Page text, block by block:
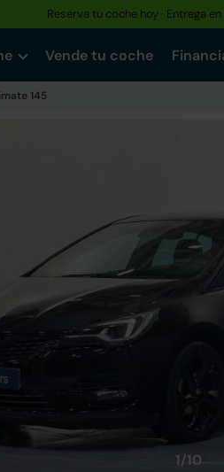
Reserva tu coche hoy · Entrega
Vende tu coche
145
1/10